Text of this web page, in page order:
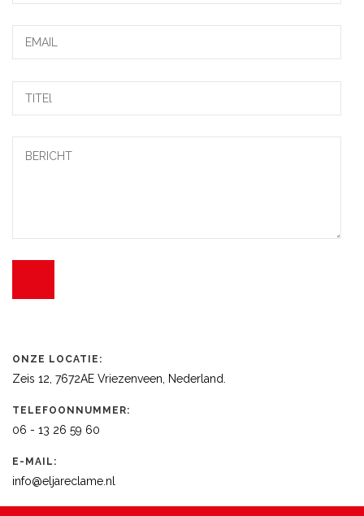
ONZE LOCATIE:
Zeis 12, 7672AE Vriezenveen, Nederland.
TELEFOONNUMMER:
06 - 13 26 59 60
E-MAIL:
info@eljareclame.nl